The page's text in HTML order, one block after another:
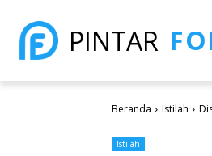
PINTAR
Beranda Istilah
Istilah